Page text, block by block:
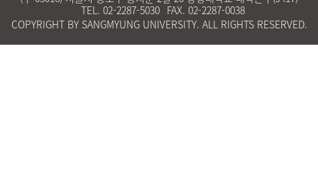
TEL. 02-2287-5030 FAX. 02-2287-0038
COPYRIGHT BY SANGMYUNG UNIVERSITY. ALL RIGHTS RESERVED.